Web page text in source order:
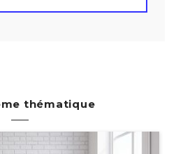
thématique